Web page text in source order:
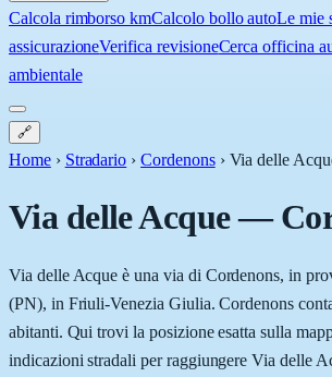
Calcola rimborso kmCalcolo bollo autoLe mie
assicurazioneVerifica revisioneCerca officina
ambientale
🔗
Home › Stradario › Cordenons › Via delle
Via delle Acque—
Via delle Acque è una via di Cordenons, in
(PN), in Friuli-Venezia Giulia. Cordenons
abitanti. Qui trovi la posizione esatta sulla
indicazioni stradali per raggiungere Via delle